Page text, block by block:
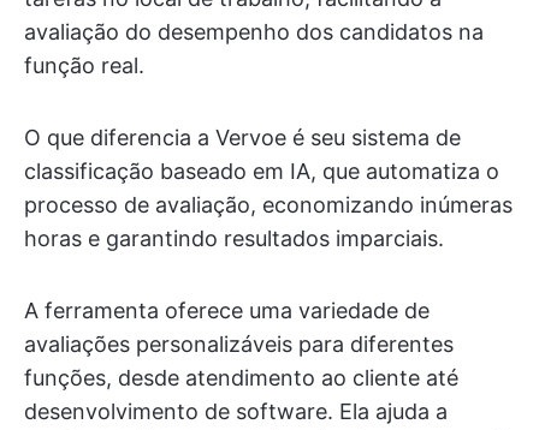
avaliação do desempenho dos candidatos na
função real.
O que diferencia a Vervoe é seu sistema de
classificação baseado em IA, que automatiza o
processo de avaliação, economizando inúmeras
horas e garantindo resultados imparciais.
A ferramenta oferece uma variedade de
avaliações personalizáveis para diferentes
funções, desde atendimento ao cliente até
desenvolvimento de software. Ela ajuda a